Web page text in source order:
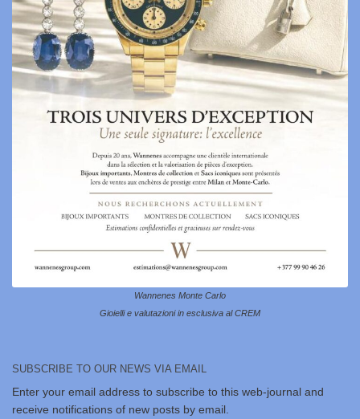
Wannenes Monte Carlo
Gioielli e valutazioni in esclusiva al CREM
SUBSCRIBE TO OUR NEWS VIA EMAIL
Enter your email address to subscribe to this web-journal and
receive notifications of new posts by email.